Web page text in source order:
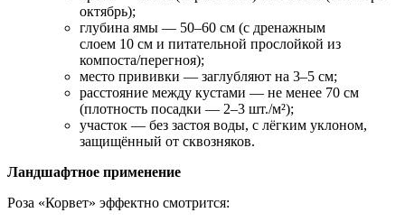
октябрь);
глубина ямы — 50–60 см (с дренажным
слоем 10 см и питательной прослойкой из
компоста/перегноя);
место прививки — заглубляют на 3–5 см;
расстояние между кустами — не менее 70 см
(плотность посадки — 2–3 шт./м²);
участок — без застоя воды, с лёгким уклоном,
защищённый от сквозняков.
Ландшафтное применение
Роза «Корвет» эффектно смотрится: